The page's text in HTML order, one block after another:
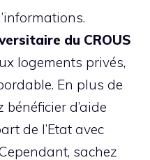
du CROUS
logements privés,
En plus de
d’aide
de l’Etat avec
sachez